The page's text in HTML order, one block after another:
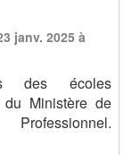
janv. 2025 à
des écoles
Ministère de